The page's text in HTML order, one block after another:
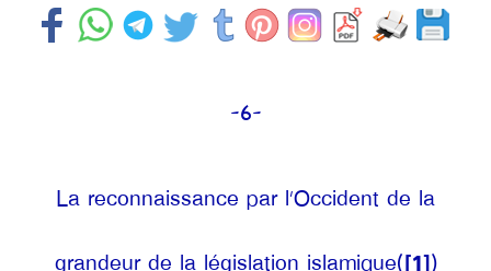
-6-
La reconnaissance par l’Occident de la